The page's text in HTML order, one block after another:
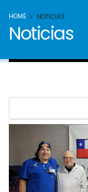
HOME NOTICIAS
Noticias